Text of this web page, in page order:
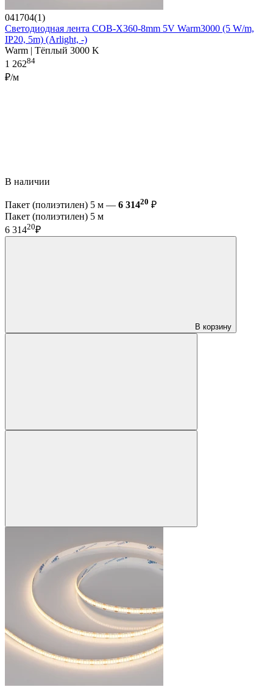
041704(1)
Светодиодная лента COB-X360-8mm 5V Warm3000 (5 W/m,
IP20, 5m) (Arlight, -)
Warm | Тёплый 3000 K
1 26284
₽/м
В наличии
Пакет (полиэтилен) 5 м — 6 31420 ₽
Пакет (полиэтилен) 5 м
6 31420₽
В корзину